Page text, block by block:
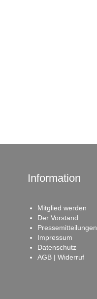
Information
Mitglied werden
Der Vorstand
Pressemitteilungen
Impressum
Datenschutz
AGB | Widerruf